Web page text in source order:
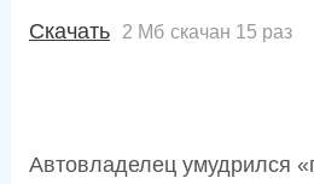
Скачать 2 Мб скачан 15 раз
Автовладелец умудрился